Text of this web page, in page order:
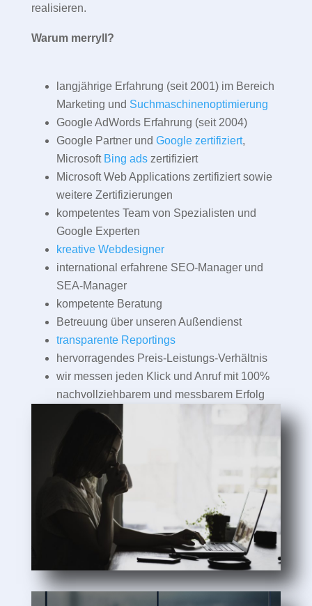
realisieren.
Warum merryll?
langjährige Erfahrung (seit 2001) im Bereich
Marketing und Suchmaschinenoptimierung
Google AdWords Erfahrung (seit 2004)
Google Partner und Google zertifiziert,
Microsoft Bing adszertifiziert
Microsoft Web Applications zertifiziert sowie
weitere Zertifizierungen
kompetentes Team von Spezialisten und
Google Experten
kreative Webdesigner
international erfahrene SEO-Manager und
SEA-Manager
kompetente Beratung
Betreuung über unseren Außendienst
transparente Reportings
hervorragendes Preis-Leistungs-Verhältnis
wir messen jeden Klick und Anruf mit 100%
nachvollziehbarem und messbarem Erfolg